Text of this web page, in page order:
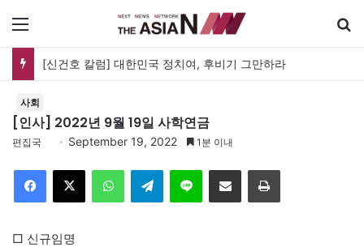
[신건호 칼럼] 대한민국 정치여, 후비기 그만하라
사회
[인사] 2022년 9월 19일 사학연금
편집국 September 19, 2022 1분 이내
Telegram 이메일
□ 신규임명